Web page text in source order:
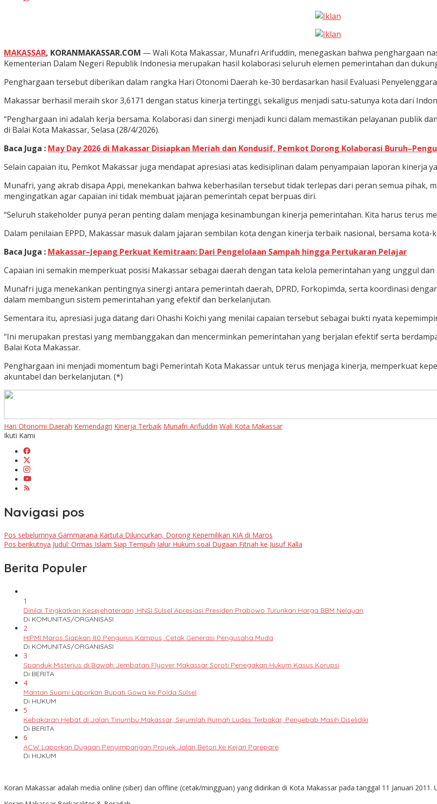
MAKASSAR, KORANMAKASSAR.COM — Wali Kota Makassar, Munafri Arifuddin, menegaskan bahwa penghargaan
Kementerian Dalam Negeri Republik Indonesia merupakan hasil kolaborasi seluruh elemen pemerintahan dan
Penghargaan tersebut diberikan dalam rangka Hari Otonomi Daerah ke-30 berdasarkan hasil Evaluasi
Makassar berhasil meraih skor 3,6171 dengan status kinerja tertinggi, sekaligus menjadi satu-satunya kota dari
“Penghargaan ini adalah kerja bersama. Kolaborasi dan sinergi menjadi kunci dalam memastikan pelayanan publik
di Balai Kota Makassar, Selasa (28/4/2026).
Baca Juga : May Day 2026 di Makassar Disiapkan Meriah dan Kondusif, Pemkot Dorong Kolaborasi
Selain capaian itu, Pemkot Makassar juga mendapat apresiasi atas kedisiplinan dalam penyampaian laporan kinerja
Munafri, yang akrab disapa Appi, menekankan bahwa keberhasilan tersebut tidak terlepas dari peran semua pihak,
mengingatkan agar capaian ini tidak membuat jajaran pemerintah cepat berpuas diri.
“Seluruh stakeholder punya peran penting dalam menjaga kesinambungan kinerja pemerintahan. Kita harus terus
Dalam penilaian EPPD, Makassar masuk dalam jajaran sembilan kota dengan kinerja terbaik nasional, bersama kota-
Baca Juga : Makassar–Jepang Perkuat Kemitraan: Dari Pengelolaan Sampah hingga Pertukaran Pelajar
Capaian ini semakin memperkuat posisi Makassar sebagai daerah dengan tata kelola pemerintahan yang unggul
Munafri juga menekankan pentingnya sinergi antara pemerintah daerah, DPRD, Forkopimda, serta koordinasi
dalam membangun sistem pemerintahan yang efektif dan berkelanjutan.
Sementara itu, apresiasi juga datang dari Ohashi Koichi yang menilai capaian tersebut sebagai bukti nyata
“Ini merupakan prestasi yang membanggakan dan mencerminkan pemerintahan yang berjalan efektif serta
Balai Kota Makassar.
Penghargaan ini menjadi momentum bagi Pemerintah Kota Makassar untuk terus menjaga kinerja, memperkuat
akuntabel dan berkelanjutan. (*)
Hari Otonomi Daerah Kemendagri Kinerja Terbaik Munafri Arifuddin Wali Kota Makassar
Ikuti Kami
Navigasi pos
Pos sebelumnya Gammarana Kartuta Diluncurkan, Dorong Kepemilikan KIA di Maros
Pos berikutnya Judul: Ormas Islam Siap Tempuh Jalur Hukum soal Dugaan Fitnah ke Jusuf Kalla
Berita Populer
1
Dinilai Tingkatkan Kesejehateraan, HNSI Sulsel Apresiasi Presiden Prabowo Turunkan Harga BBM Nelayan
Di KOMUNITAS/ORGANISASI
2
HIPMI Maros Siapkan 80 Pengurus Kampus, Cetak Generasi Pengusaha Muda
Di KOMUNITAS/ORGANISASI
3
Spanduk Misterius di Bawah Jembatan Flyover Makassar Soroti Penegakan Hukum Kasus Korupsi
Di BERITA
4
Mantan Suami Laporkan Bupati Gowa ke Polda Sulsel
Di HUKUM
5
Kebakaran Hebat di Jalan Tinumbu Makassar, Sejumlah Rumah Ludes Terbakar, Penyebab Masih Diselidiki
Di BERITA
6
ACW Laporkan Dugaan Penyimpangan Proyek Jalan Beton ke Kejari Parepare
Di HUKUM
Koran Makassar adalah media online (siber) dan offline (cetak/mingguan) yang didirikan di Kota Makassar pada tanggal 11 Januari